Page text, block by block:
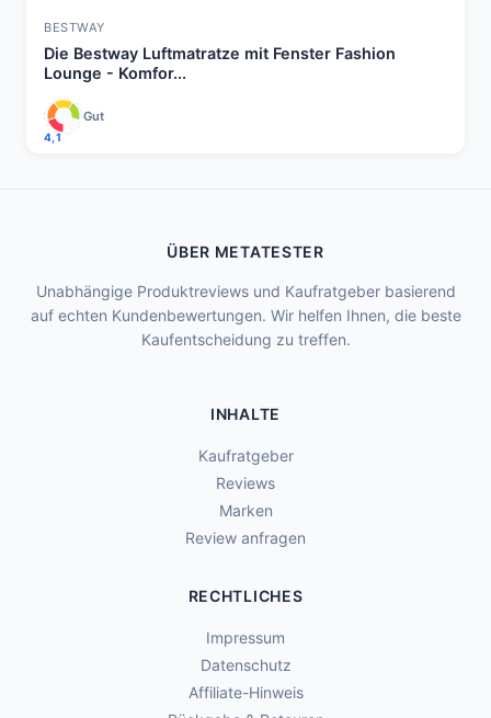
BESTWAY
Die Bestway Luftmatratze mit Fenster Fashion
Lounge - Komfor...
4,1
Gut
ÜBER METATESTER
Unabhängige Produktreviews und Kaufratgeber basierend
auf echten Kundenbewertungen. Wir helfen Ihnen, die beste
Kaufentscheidung zu treffen.
INHALTE
Kaufratgeber
Reviews
Marken
Review anfragen
RECHTLICHES
Impressum
Datenschutz
Affiliate-Hinweis